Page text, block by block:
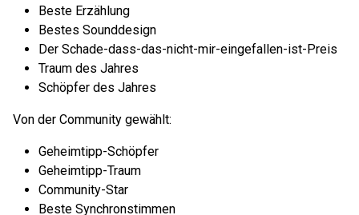
Beste Erzählung
Bestes Sounddesign
Der Schade-dass-das-nicht-mir-eingefallen-ist-Preis
Traum des Jahres
Schöpfer des Jahres
Von der Community gewählt:
Geheimtipp-Schöpfer
Geheimtipp-Traum
Community-Star
Beste Synchronstimmen